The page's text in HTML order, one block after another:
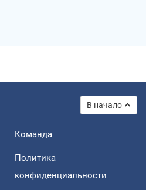
В начало
Команда
Политика
конфиденциальности